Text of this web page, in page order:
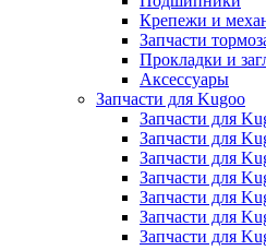
Крепежи и
Запчасти
Прокладки и
Аксессуары
Запчасти для Kugoo
Запчасти для
Запчасти для
Запчасти для
Запчасти для
Запчасти для
Запчасти для
Запчасти для